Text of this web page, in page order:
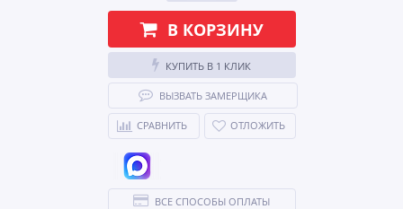
В КОРЗИНУ
КУПИТЬ В 1 КЛИК
ВЫЗВАТЬ ЗАМЕРЩИКА
СРАВНИТЬ ОТЛОЖИТЬ
ВСЕ СПОСОБЫ ОПЛАТЫ